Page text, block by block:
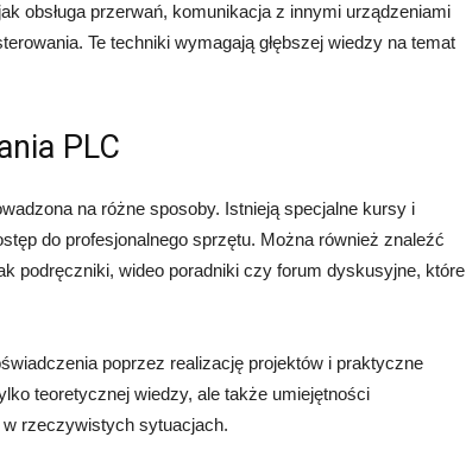
obsługa przerwań, komunikacja z innymi urządzeniami
Te techniki wymagają głębszej wiedzy na temat
PLC
na różne sposoby. Istnieją specjalne kursy i
do profesjonalnego sprzętu. Można również znaleźć
podręczniki, wideo poradniki czy forum dyskusyjne, które
poprzez realizację projektów i praktyczne
teoretycznej wiedzy, ale także umiejętności
rzeczywistych sytuacjach.